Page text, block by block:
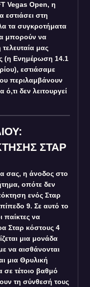
Vegas Open, η
στη
τα συγκροτήματα
μπορούν να
μας
(η Ενημέρωση 14.1
εστιάσαμε
περιλαμβάνουν
ό,τι δεν λειτουργεί
ΣΤΑΡ
σας, η άνοδος στο
οπότε δεν
ενός Σταρ
9. Σε αυτό το
παίκτες να
Σταρ κόστους 4
μια μονάδα
να αισθάνονται
μια Θρυλική
τέτοιο βαθμό
τη σύνθεσή τους